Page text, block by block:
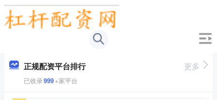
正规配资平台排行
已收录999+家平台
更多